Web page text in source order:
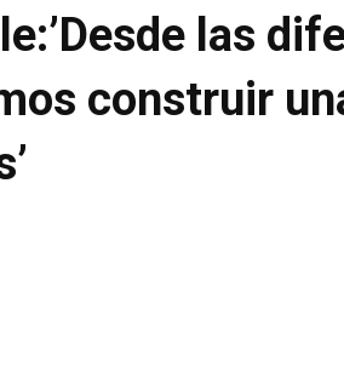
las
construir